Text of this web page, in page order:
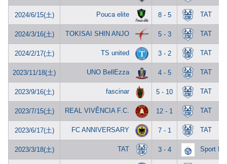
2024/6/15(土) Pouca elite 8 - 5 TAT
2024/3/16(土) TOKISAI SHIN ANJO 5 - 3 TAT
2024/2/17(土) TS united 3 - 2 TAT
2023/11/18(土) UNO BellEzza 4 - 5 TAT
2023/9/16(土) fascinar 5 - 10 TAT
2023/7/15(土) REAL VIVÊNCIA F.C. 12 - 1 TAT
2023/6/17(土) FC ANNIVERSARY 7 - 1 TAT
2023/3/18(土) TAT 3 - 4 Sport